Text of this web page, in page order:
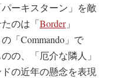
ーキスターン」を敵
のは「Border」
「Commando」で
の、「厄介な隣人」
の近年の懸念を表現